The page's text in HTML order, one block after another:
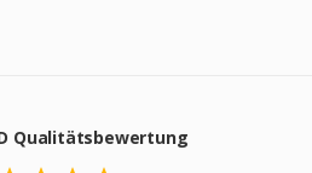
Qualitätsbewertung